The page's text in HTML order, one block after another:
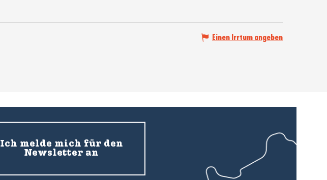
Einen Irrtum angeben
Ich melde mich für den
Newsletter an